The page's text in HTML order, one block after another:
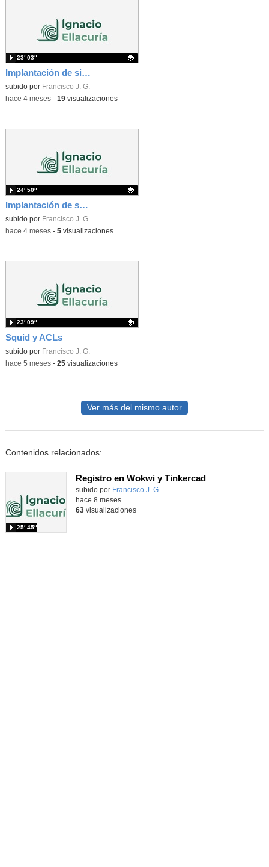
Implantación de sistemas de alta disponibilidad. Vídeo 2
Contenido educativo.
subido por Francisco J. G.
23′ 03″
-hace 4 meses- 19visualizaciones
Implantación de soluciones de alta disponibilidad
Contenido educativo.
subido por Francisco J. G.
24′ 50″
-hace 4 meses- 5visualizaciones
Squid y ACLs
Contenido educativo.
subido por Francisco J. G.
23′ 09″
-hace 5 meses- 25visualizaciones
Ver más del mismo autor
Contenidos relacionados:
Registro en Wokwi y Tinkercad
Contenido educativo.
subido por Francisco J. G.
25′ 45″
hace 8 meses
63visualizaciones